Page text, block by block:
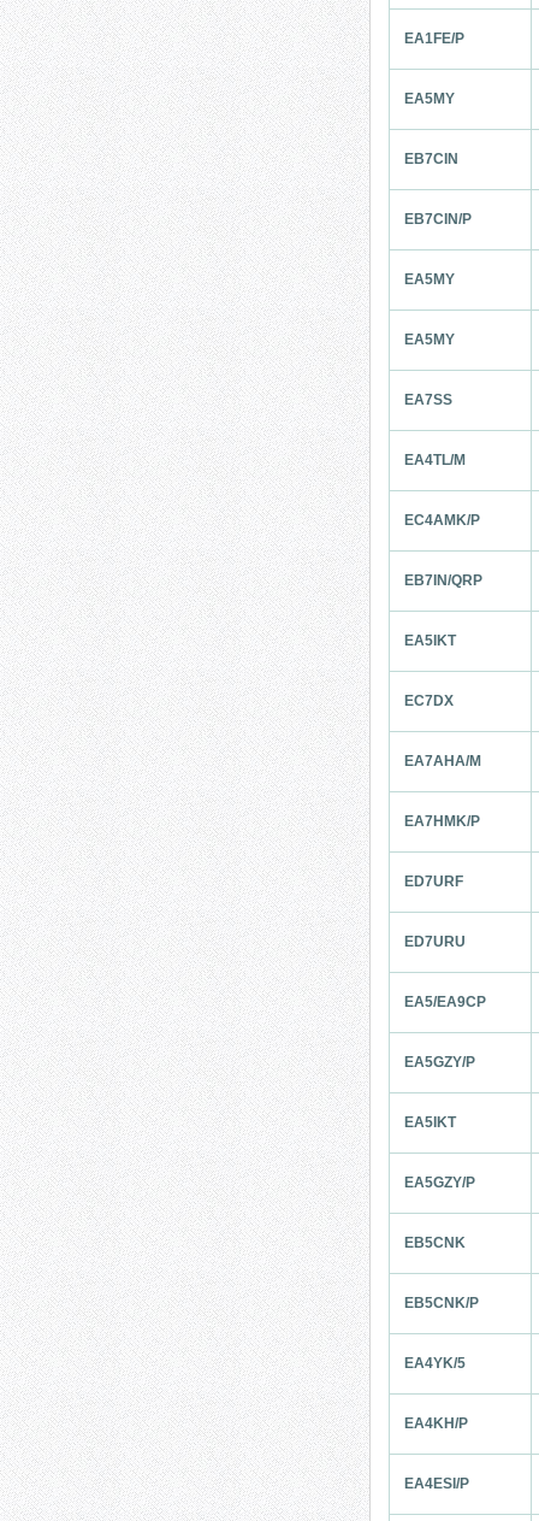
EA1FE/P
EA5MY
EB7CIN
EB7CIN/P
EA5MY
EA5MY
EA7SS
EA4TL/M
EC4AMK/P
EB7IN/QRP
EA5IKT
EC7DX
EA7AHA/M
EA7HMK/P
ED7URF
ED7URU
EA5/EA9CP
EA5GZY/P
EA5IKT
EA5GZY/P
EB5CNK
EB5CNK/P
EA4YK/5
EA4KH/P
EA4ESI/P